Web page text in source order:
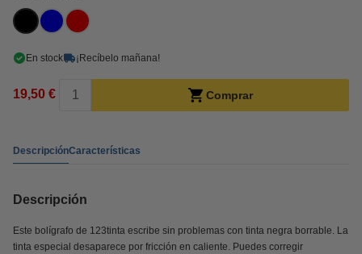
En stock ¡Recíbelo mañana!
19,50 € Comprar
DescripciónCaracterísticas
Descripción
Este bolígrafo de 123tinta escribe sin problemas con tinta negra borrable. La
tinta especial desaparece por fricción en caliente. Puedes corregir